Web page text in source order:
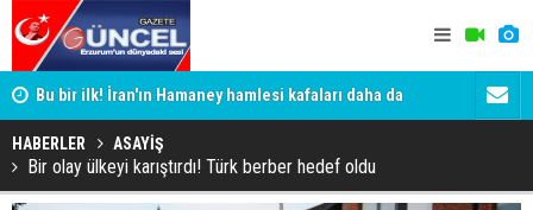
Bu bir ilk! İran'ın Hamaney hamlesi kafaları daha da
karıştırdı
HABERLER ASAYİŞ
Bir olay ülkeyi karıştırdı! Türk berber hedef oldu